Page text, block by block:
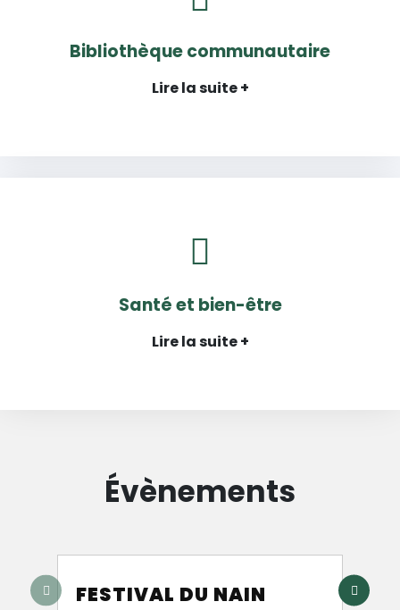
Bibliothèque communautaire
Lire la suite +
Santé et bien-être
Lire la suite +
Évènements
FESTIVAL DU NAIN